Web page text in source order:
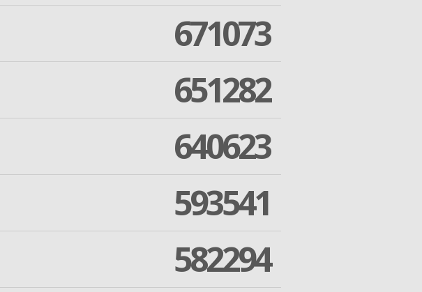
671073
651282
640623
593541
582294